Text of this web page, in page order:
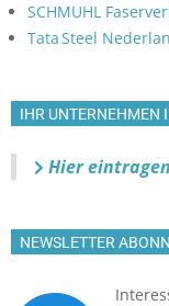
SCHMUHL
Tata Steel
IHR UNTERNEHMEN
Hier
NEWSLETTER